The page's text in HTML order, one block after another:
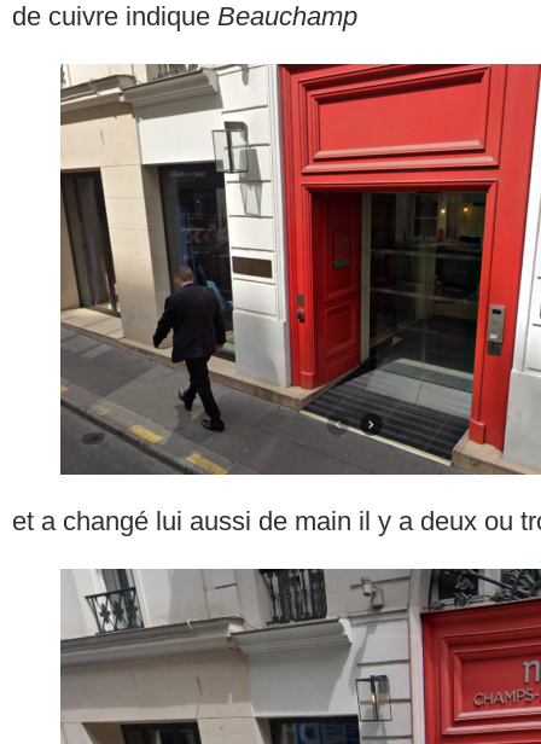
de cuivre indique Beauchamp
et a changé lui aussi de main il y a deux ou